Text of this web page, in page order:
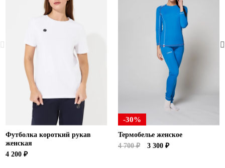
Футболка короткий рукав
женская
4 200 ₽
-30%
Термобелье женское
4 700 ₽
3 300 ₽